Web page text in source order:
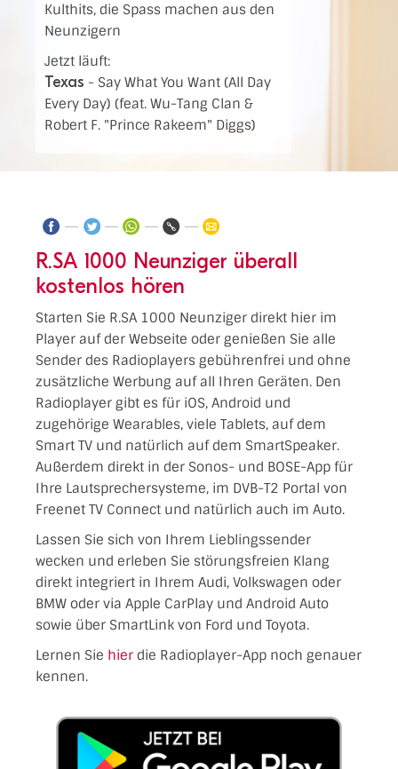
Kulthits, die Spass machen aus den
Neunzigern
Jetzt läuft:
Texas - Say What You Want (All Day
Every Day) (feat. Wu-Tang Clan &
Robert F. "Prince Rakeem" Diggs)
R.SA 1000 Neunziger überall
kostenlos hören
Starten Sie R.SA 1000 Neunziger direkt hier im
Player auf der Webseite oder genießen Sie alle
Sender des Radioplayers gebührenfrei und ohne
zusätzliche Werbung auf all Ihren Geräten. Den
Radioplayer gibt es für iOS, Android und
zugehörige Wearables, viele Tablets, auf dem
Smart TV und natürlich auf dem SmartSpeaker.
Außerdem direkt in der Sonos- und BOSE-App für
Ihre Lautsprechersysteme, im DVB-T2 Portal von
Freenet TV Connect und natürlich auch im Auto.
Lassen Sie sich von Ihrem Lieblingssender
wecken und erleben Sie störungsfreien Klang
direkt integriert in Ihrem Audi, Volkswagen oder
BMW oder via Apple CarPlay und Android Auto
sowie über SmartLink von Ford und Toyota.
Lernen Sie hier die Radioplayer-App noch genauer
kennen.